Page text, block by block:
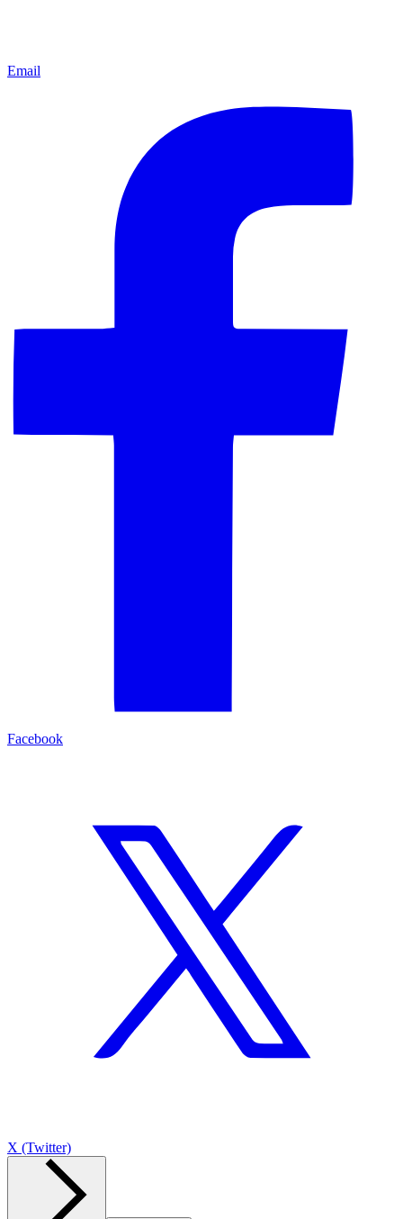
Email
Facebook
X (Twitter)